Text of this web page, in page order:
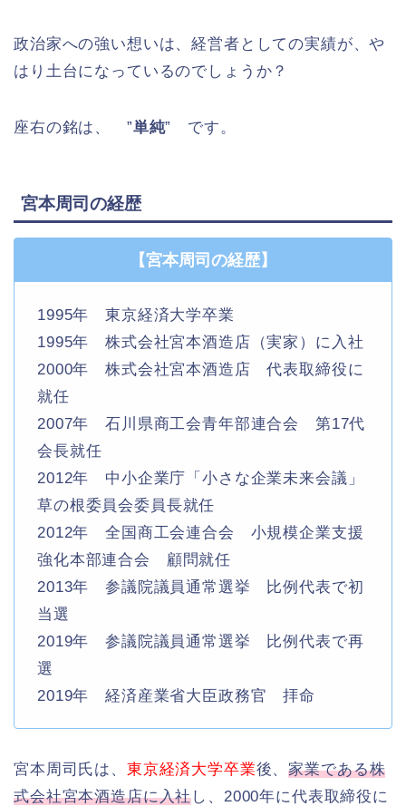
政治家への強い想いは、経営者としての実績が、や
はり土台になっているのでしょうか？
座右の銘は、 ”単純” です。
宮本周司の経歴
【宮本周司の経歴】
1995年 東京経済大学卒業
1995年 株式会社宮本酒造店（実家）に入社
2000年 株式会社宮本酒造店 代表取締役に
就任
2007年 石川県商工会青年部連合会 第17代
会長就任
2012年 中小企業庁「小さな企業未来会議」
草の根委員会委員長就任
2012年 全国商工会連合会 小規模企業支援
強化本部連合会 顧問就任
2013年 参議院議員通常選挙 比例代表で初
当選
2019年 参議院議員通常選挙 比例代表で再
選
2019年 経済産業省大臣政務官 拝命
宮本周司氏は、 東京経済大学卒業後、家業である株
式会社宮本酒造店に入社し、2000年に代表取締役に